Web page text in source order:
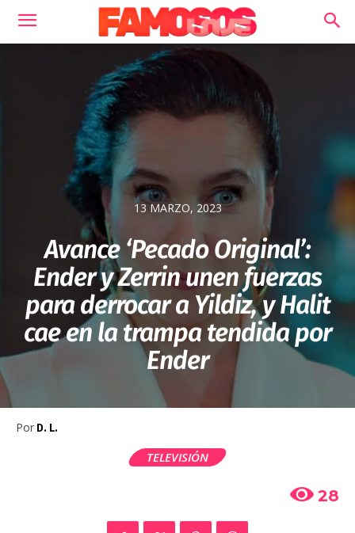
13 MARZO, 2023
Avance ‘Pecado Original’:
Ender y Zerrin unen fuerzas
para derrocar a Yildiz, y Halit
cae en la trampa tendida por
Ender
Por D. L.
TELEVISIÓN
28